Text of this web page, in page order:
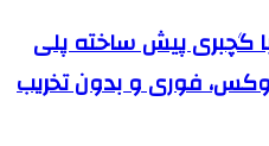
گچبری پیش ساخته پلی
فوری و بدون تخریب